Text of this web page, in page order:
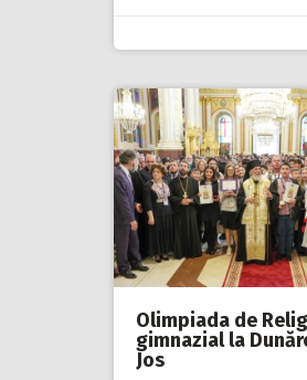
Olimpiada de
gimnazial la
Jos